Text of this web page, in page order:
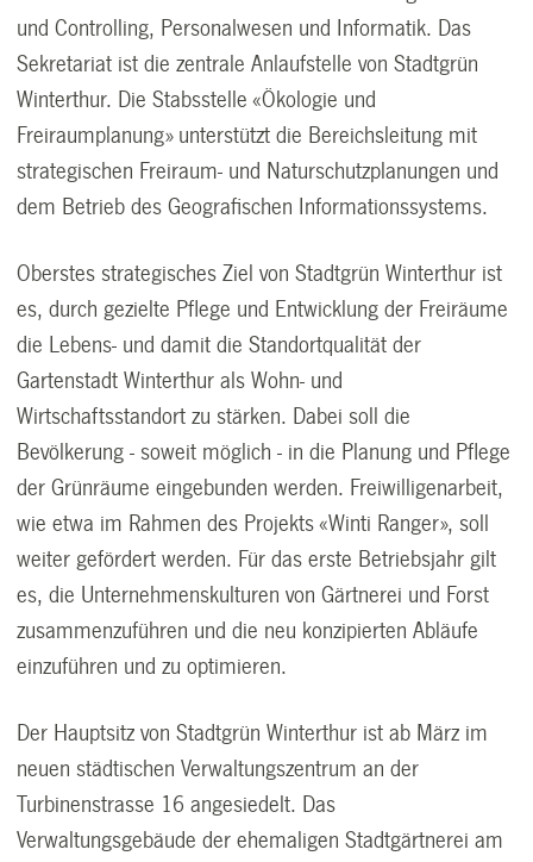
und Controlling, Personalwesen und Informatik. Das
Sekretariat ist die zentrale Anlaufstelle von Stadtgrün
Winterthur. Die Stabsstelle «Ökologie und
Freiraumplanung» unterstützt die Bereichsleitung mit
strategischen Freiraum- und Naturschutzplanungen und
dem Betrieb des Geografischen Informationssystems.
Oberstes strategisches Ziel von Stadtgrün Winterthur ist
es, durch gezielte Pflege und Entwicklung der Freiräume
die Lebens- und damit die Standortqualität der
Gartenstadt Winterthur als Wohn- und
Wirtschaftsstandort zu stärken. Dabei soll die
Bevölkerung - soweit möglich - in die Planung und Pflege
der Grünräume eingebunden werden. Freiwilligenarbeit,
wie etwa im Rahmen des Projekts «Winti Ranger», soll
weiter gefördert werden. Für das erste Betriebsjahr gilt
es, die Unternehmenskulturen von Gärtnerei und Forst
zusammenzuführen und die neu konzipierten Abläufe
einzuführen und zu optimieren.
Der Hauptsitz von Stadtgrün Winterthur ist ab März im
neuen städtischen Verwaltungszentrum an der
Turbinenstrasse 16 angesiedelt. Das
Verwaltungsgebäude der ehemaligen Stadtgärtnerei am